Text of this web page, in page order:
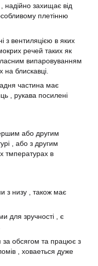
надійно захищає від
плетінню
з вентиляцією в яких
речей таких як
випаровуванням
на блискавці.
частина має
, рукава посилені
або другим
, або з другим
тмпературах в
з низу , також має
для зручності , є
обсягом та працює з
, ховаеться дуже